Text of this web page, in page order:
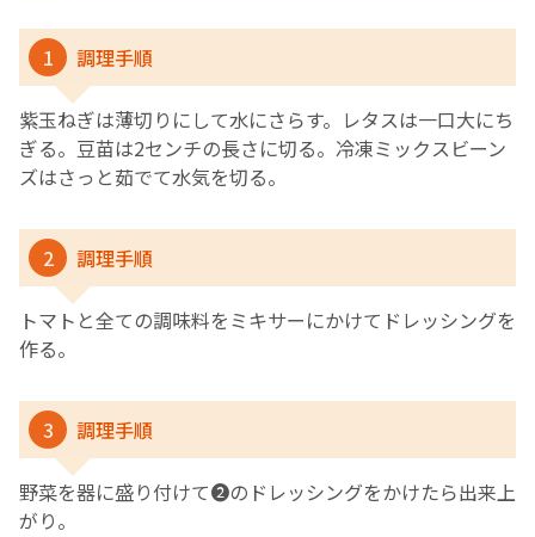
1 調理手順
紫玉ねぎは薄切りにして水にさらす。レタスは一口大にち
ぎる。豆苗は2センチの長さに切る。冷凍ミックスビーン
ズはさっと茹でて水気を切る。
2 調理手順
トマトと全ての調味料をミキサーにかけてドレッシングを
作る。
3 調理手順
野菜を器に盛り付けて❷のドレッシングをかけたら出来上
がり。